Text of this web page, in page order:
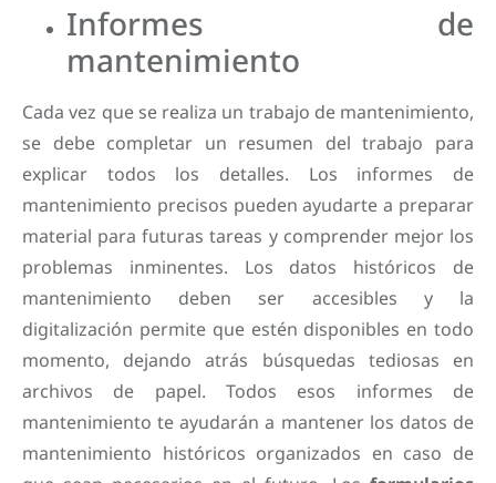
Informes de
mantenimiento
Cada vez que se realiza un trabajo de mantenimiento,
se debe completar un resumen del trabajo para
explicar todos los detalles. Los informes de
mantenimiento precisos pueden ayudarte a preparar
material para futuras tareas y comprender mejor los
problemas inminentes. Los datos históricos de
mantenimiento deben ser accesibles y la
digitalización permite que estén disponibles en todo
momento, dejando atrás búsquedas tediosas en
archivos de papel. Todos esos informes de
mantenimiento te ayudarán a mantener los datos de
mantenimiento históricos organizados en caso de